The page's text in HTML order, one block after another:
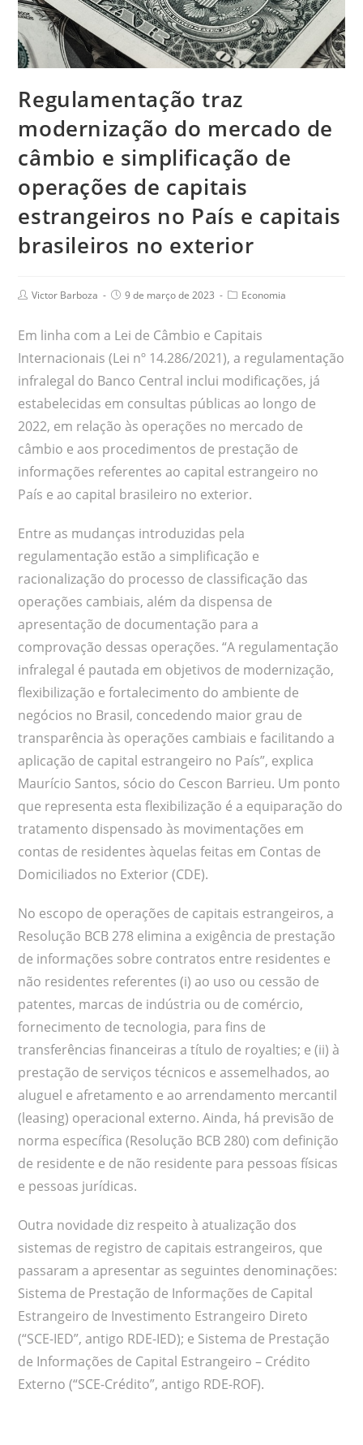
Regulamentação traz
modernização do mercado de
câmbio e simplificação de
operações de capitais
estrangeiros no País e capitais
brasileiros no exterior
Victor Barboza 9 de março de 2023 Economia
Em linha com a Lei de Câmbio e Capitais
Internacionais (Lei nº 14.286/2021), a regulamentação
infralegal do Banco Central inclui modificações, já
estabelecidas em consultas públicas ao longo de
2022, em relação às operações no mercado de
câmbio e aos procedimentos de prestação de
informações referentes ao capital estrangeiro no
País e ao capital brasileiro no exterior.
Entre as mudanças introduzidas pela
regulamentação estão a simplificação e
racionalização do processo de classificação das
operações cambiais, além da dispensa de
apresentação de documentação para a
comprovação dessas operações. “A regulamentação
infralegal é pautada em objetivos de modernização,
flexibilização e fortalecimento do ambiente de
negócios no Brasil, concedendo maior grau de
transparência às operações cambiais e facilitando a
aplicação de capital estrangeiro no País”, explica
Maurício Santos, sócio do Cescon Barrieu. Um ponto
que representa esta flexibilização é a equiparação do
tratamento dispensado às movimentações em
contas de residentes àquelas feitas em Contas de
Domiciliados no Exterior (CDE).
No escopo de operações de capitais estrangeiros, a
Resolução BCB 278 elimina a exigência de prestação
de informações sobre contratos entre residentes e
não residentes referentes (i) ao uso ou cessão de
patentes, marcas de indústria ou de comércio,
fornecimento de tecnologia, para fins de
transferências financeiras a título de royalties; e (ii) à
prestação de serviços técnicos e assemelhados, ao
aluguel e afretamento e ao arrendamento mercantil
(leasing) operacional externo. Ainda, há previsão de
norma específica (Resolução BCB 280) com definição
de residente e de não residente para pessoas físicas
e pessoas jurídicas.
Outra novidade diz respeito à atualização dos
sistemas de registro de capitais estrangeiros, que
passaram a apresentar as seguintes denominações:
Sistema de Prestação de Informações de Capital
Estrangeiro de Investimento Estrangeiro Direto
(“SCE-IED”, antigo RDE-IED); e Sistema de Prestação
de Informações de Capital Estrangeiro – Crédito
Externo (“SCE-Crédito”, antigo RDE-ROF).